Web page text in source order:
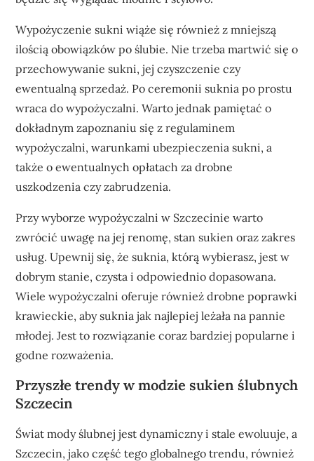
Wypożyczenie sukni wiąże się również z mniejszą
ilością obowiązków po ślubie. Nie trzeba martwić się o
przechowywanie sukni, jej czyszczenie czy
ewentualną sprzedaż. Po ceremonii suknia po prostu
wraca do wypożyczalni. Warto jednak pamiętać o
dokładnym zapoznaniu się z regulaminem
wypożyczalni, warunkami ubezpieczenia sukni, a
także o ewentualnych opłatach za drobne
uszkodzenia czy zabrudzenia.
Przy wyborze wypożyczalni w Szczecinie warto
zwrócić uwagę na jej renomę, stan sukien oraz zakres
usług. Upewnij się, że suknia, którą wybierasz, jest w
dobrym stanie, czysta i odpowiednio dopasowana.
Wiele wypożyczalni oferuje również drobne poprawki
krawieckie, aby suknia jak najlepiej leżała na pannie
młodej. Jest to rozwiązanie coraz bardziej popularne i
godne rozważenia.
Przyszłe trendy w modzie sukien ślubnych
Szczecin
Świat mody ślubnej jest dynamiczny i stale ewoluuje, a
Szczecin, jako część tego globalnego trendu, również